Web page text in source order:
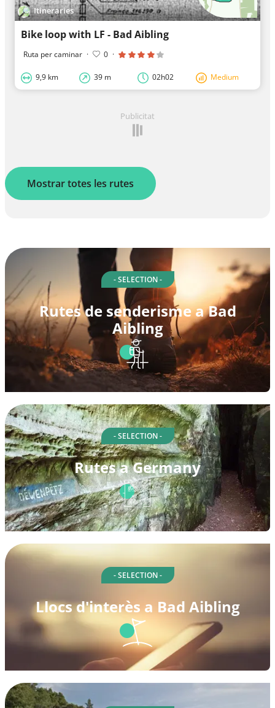
Itineraries
Bike loop with LF - Bad Aibling
Ruta per caminar · 0 ·
9,9 km 39 m 02h02 Medium
Publicitat
Mostrar totes les rutes
- SELECTION -
Rutes de senderisme a Bad
Aibling
- SELECTION -
Rutes a Germany
- SELECTION -
Llocs d'interès a Bad Aibling